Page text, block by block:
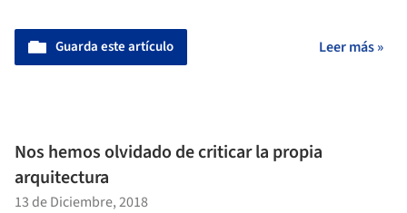
Guarda este artículo Leer más »
Nos hemos olvidado de criticar la propia
arquitectura
13 de Diciembre, 2018